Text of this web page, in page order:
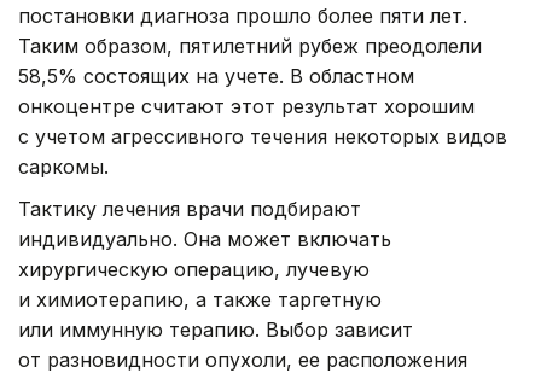
постановки диагноза прошло более пяти лет.
Таким образом, пятилетний рубеж преодолели
58,5% состоящих на учете. В областном
онкоцентре считают этот результат хорошим
с учетом агрессивного течения некоторых видов
саркомы.
Тактику лечения врачи подбирают
индивидуально. Она может включать
хирургическую операцию, лучевую
и химиотерапию, а также таргетную
или иммунную терапию. Выбор зависит
от разновидности опухоли, ее расположения